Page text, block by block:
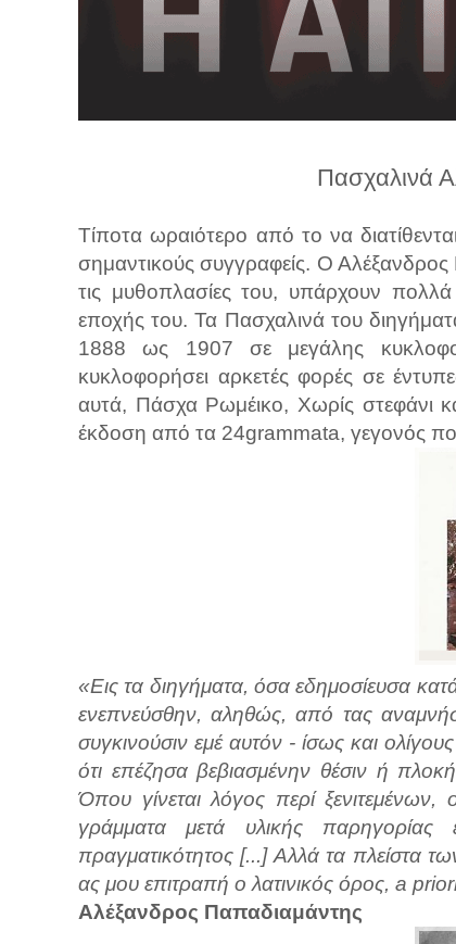
Πασχαλινά
Τίποτα ωραιότερο από το να
σημαντικούς συγγραφείς. Ο Αλέξανδρος
τις μυθοπλασίες του, υπάρχουν
εποχής του. Τα Πασχαλινά του
1888 ως 1907 σε μεγάλης
κυκλοφορήσει αρκετές φορές σε
αυτά, Πάσχα Ρωμέικο, Χωρίς στεφάνι
έκδοση από τα 24grammata, γεγονός
«Εις τα διηγήματα, όσα εδημοσίευσα
ενεπνεύσθην, αληθώς, από τας
συγκινούσιν εμέ αυτόν - ίσως και
ότι επέζησα βεβιασμένην θέσιν ή
Όπου γίνεται λόγος περί ξενιτεμένων,
γράμματα μετά υλικής παρηγορίας
πραγματικότητος [...] Αλλά τα πλείστα
ας μου επιτραπή ο λατινικός όρος, a
Αλέξανδρος Παπαδιαμάντης